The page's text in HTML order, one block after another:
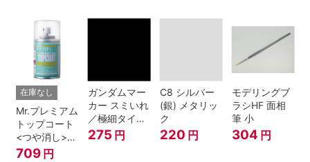
在庫なし
Mr.プレミアム
トップコート
<つや消し>
スプレー
709 円
ガンダムマー
カー スミいれ
／極細タイプ
（ブラック）
275 円
C8 シルバー
(銀) メタリッ
ク
220 円
モデリングブ
ラシHF 面相
筆 小
304 円